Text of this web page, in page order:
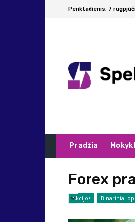
Penktadienis, 7
Pradžia
Forex
Akcijos Binariniai